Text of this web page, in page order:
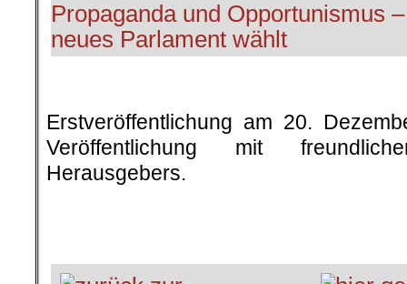
Propaganda und Opportunismus
neues Parlament wählt
Erstveröffentlichung am 20.
Veröffentlichung mit
Herausgebers.